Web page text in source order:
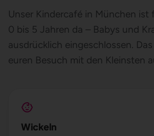
Unser Kindercafé in München ist
0 bis 5 Jahren da – Babys und
ausdrücklich eingeschlossen.
euren Besuch mit den Kleinsten
Wickeln